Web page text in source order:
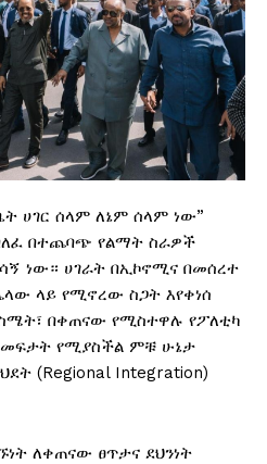
ሀገር ሰላም ለኔም ሰላም ነው”
በተጨባጭ የልማት ስራዎች
ነው። ሀገራት በኢኮኖሚና በመሰረተ
ላይ የሚኖረው ስጋት እየቀነሰ
በቀጠናው የሚስተዋሉ የፖለቲካ
የሚያስችል ምቹ ሁኔታ
(Regional Integration)
ለቀጠናው ፀጥታና ደህንነት